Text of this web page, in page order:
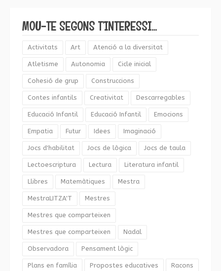
MOU-TE SEGONS T’INTERESSI…
Activitats Art Atenció a la diversitat
Atletisme Autonomia Cicle inicial
Cohesió de grup Construccions
Contes infantils Creativitat Descarregables
Educació Infantil Educació Infantil Emocions
Empatia Futur Idees Imaginació
Jocs d'habilitat Jocs de lògica Jocs de taula
Lectoescriptura Lectura Literatura infantil
Llibres Matemàtiques Mestra
MestraLITZA'T Mestres
Mestres que comparteixen
Mestres que comparteixen Nadal
Observadora Pensament lògic
Plans en família Propostes educatives Racons